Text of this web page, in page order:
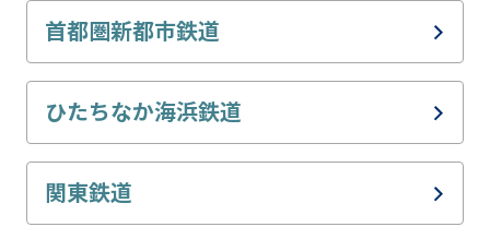
JR常磐線(取手～いわき)
宇都宮線
JR常磐線(上野～取手)
JR鹿島線
JR水郡線
首都圏新都市鉄道
つくばエクスプレス
ひたちなか海浜鉄道
ひたちなか海浜鉄道湊線
関東鉄道